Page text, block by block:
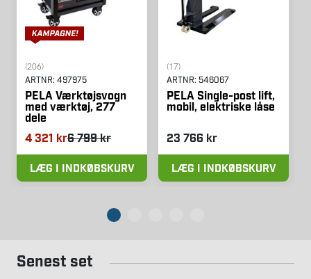
(206)
ARTNR: 497975
PELA Værktøjsvogn
med værktøj, 277
dele
4 321 kr6 799 kr
LÆG I INDKØBSKURV
(17)
ARTNR: 546067
PELA Single-post lift,
mobil, elektriske låse
23 766 kr
LÆG I INDKØBSKURV
Senest set